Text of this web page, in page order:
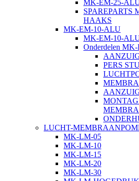
MK-EM-25-
SPAREPARTS
HAAKS
MK-EM-10-ALU
MK-EM-10-
Onderdelen
PERS
LUCHT-
MK-LM-05
MK-LM-10
MK-LM-15
MK-LM-20
MK-LM-30